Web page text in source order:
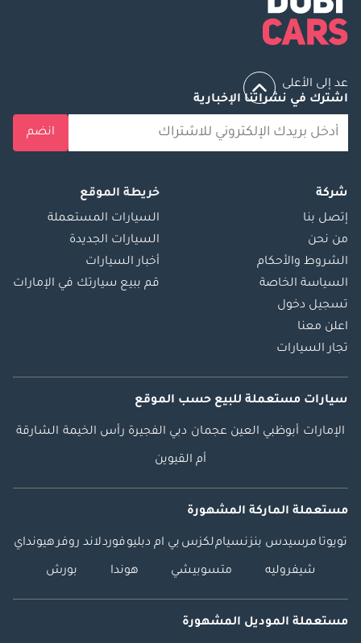
عد إلى الأعلى
اشترك في نشراتنا الإخبارية
انضم
شركة
إتصل بنا
من نحن
الشروط والأحكام
السياسة الخاصة
تسجيل دخول
اعلن معنا
تجار السيارات
خريطة الموقع
السيارات المستعملة
السيارات الجديدة
أخبار السيارات
قم ببيع سيارتك في الإمارات
سيارات مستعملة للبيع حسب الموقع
الإمارات أبوظبي العين عجمان دبي الفجيرة رأس الخيمة الشارقة
أم القيوين
مستعملة الماركة المشهورة
تويوتا مرسيدس بنزنسياملكزس بي ام دبليوفوردلاند روفرهيونداي
شيفروليه متسوبيشي هوندا بورش
مستعملة الموديل المشهورة